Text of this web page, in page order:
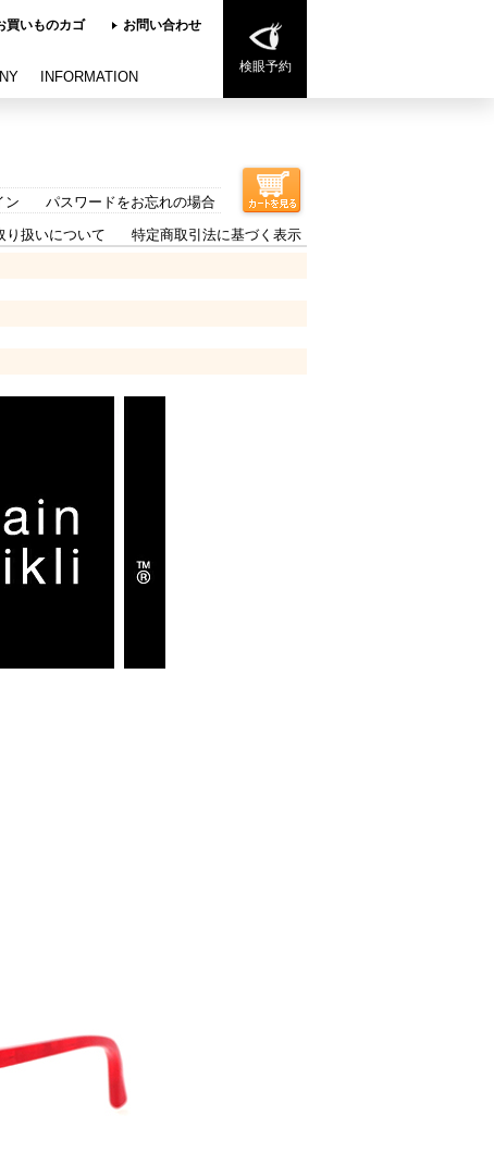
買いものカゴ お問い合わせ
検眼予約
INFORMATION
ン
パスワードをお忘れの場合
り扱いについて 特定商取引法に基づく表示